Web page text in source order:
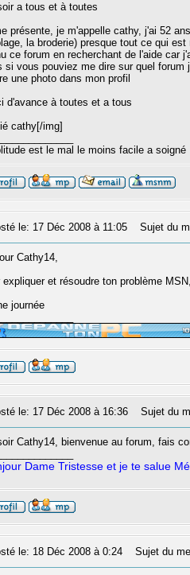
a tous et à toutes
présente, je m'appelle cathy, j'ai 52
la broderie) presque tout ce qui
ce forum en recherchant de l'aide car
si vous pouviez me dire sur quel forum
une photo dans mon profil
d'avance à toutes et a tous
cathy[/img]
est le mal le moins facile a soigné
le: 17 Déc 2008 à 11:05 Sujet du
Cathy14,
expliquer et résoudre ton problème
journée
le: 17 Déc 2008 à 16:36 Sujet du
Cathy14, bienvenue au forum, fais
Dame Tristesse et je te salue
le: 18 Déc 2008 à 0:24 Sujet du